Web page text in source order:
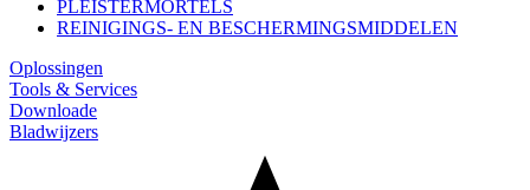
PLEISTERMORTELS
REINIGINGS- EN BESCHERMINGSMIDDELEN
Oplossingen
Tools & Services
Downloade
Bladwijzers